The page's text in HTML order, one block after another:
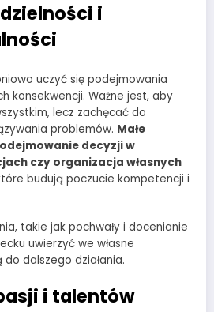
i
uczyć się podejmowania
konsekwencji. Ważne jest, aby
lecz zachęcać do
problemów. Małe
decyzji w
czy organizacja własnych
budują poczucie kompetencji i
takie jak pochwały i docenianie
uwierzyć we własne
dalszego działania.
i talentów